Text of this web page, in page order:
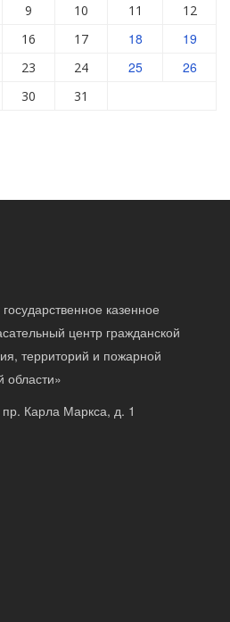
9 10 11
12
16 17 18 19
23 24 25 26
30 31
казенное
центр гражданской
территорий и пожарной
области»
Карла Маркса, д. 1